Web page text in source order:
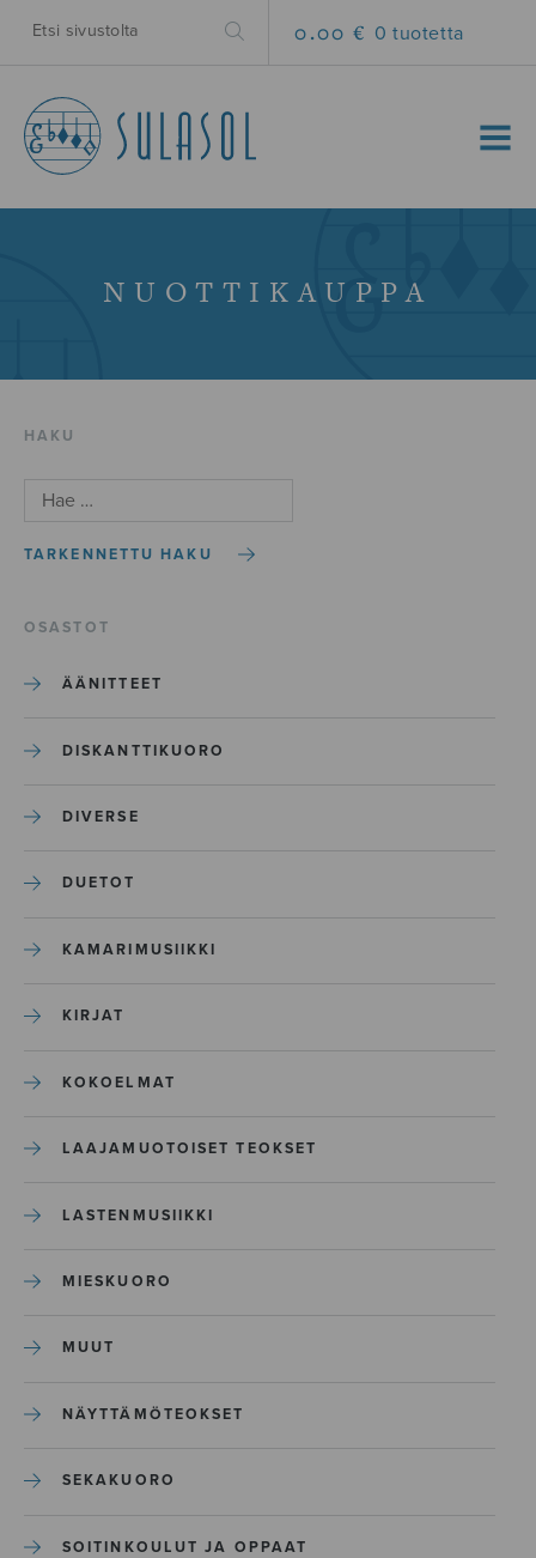
0.00 € 0 tuotetta
MENU
NUOTTIKAUPPA
HAKU
TARKENNETTU HAKU
OSASTOT
ÄÄNITTEET
DISKANTTIKUORO
DIVERSE
DUETOT
KAMARIMUSIIKKI
KIRJAT
KOKOELMAT
LAAJAMUOTOISET TEOKSET
LASTENMUSIIKKI
MIESKUORO
MUUT
NÄYTTÄMÖTEOKSET
SEKAKUORO
SOITINKOULUT JA OPPAAT